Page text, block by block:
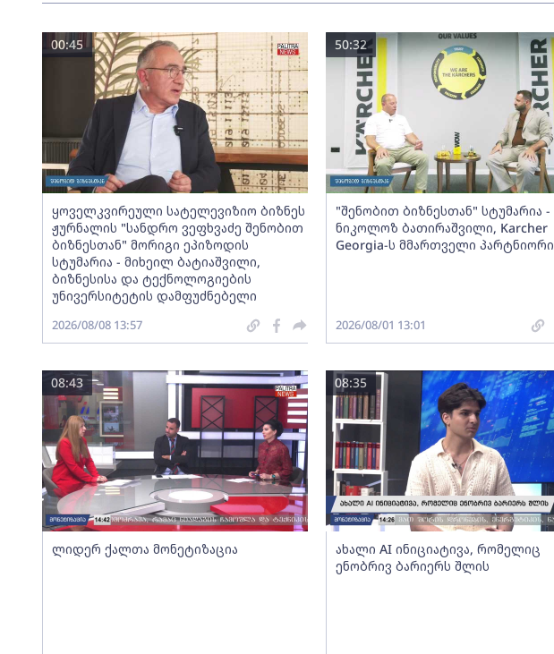
ყოველკვირეული სატელევიზიო ბიზნეს
ჟურნალის "სანდრო ვეფხვაძე შენობით
ბიზნესთან" მორიგი ეპიზოდის
სტუმარია - მიხეილ ბატიაშვილი,
ბიზნესისა და ტექნოლოგიების
უნივერსიტეტის დამფუძნებელი
00:45
2026/08/08 13:57
"შენობით ბიზნესთან" სტუმარია -
ნიკოლოზ ბათირაშვილი, Karcher
Georgia-ს მმართველი პარტნიორი
50:32
2026/08/01 13:01
ლიდერ ქალთა მონეტიზაცია
08:43
ახალი AI ინიციატივა, რომელიც
ენობრივ ბარიერს შლის
08:35